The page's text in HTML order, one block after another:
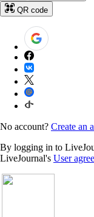
QR code
No account? Create an
By logging in to
LiveJournal's User